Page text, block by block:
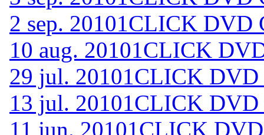
2 sep. 20101CLICK DVD
10 aug. 20101CLICK
29 jul. 20101CLICK DVD
13 jul. 20101CLICK DVD
11 jun. 20101CLICK